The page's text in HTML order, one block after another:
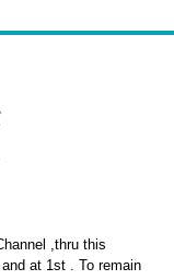
,thru this
at 1st . To remain